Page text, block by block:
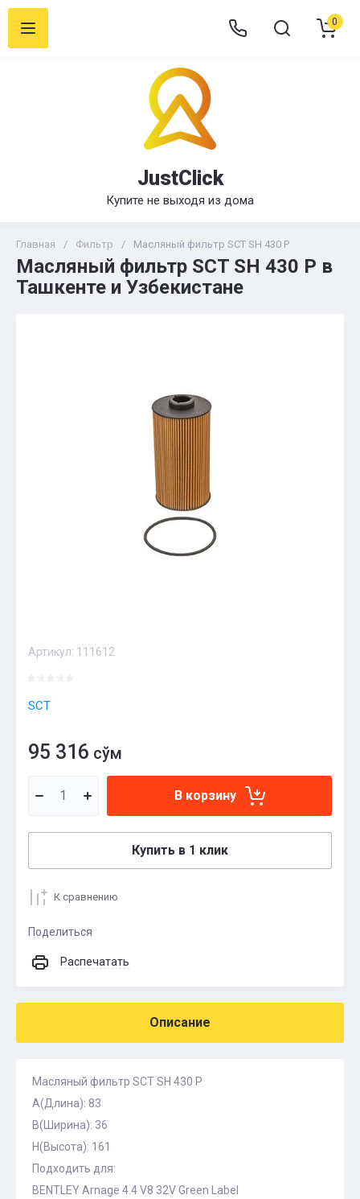
JustClick
Купите не выходя из дома
0
Главная / Фильтр / Масляный фильтр SCT SH 430 P
Масляный фильтр SCT SH 430 P в
Ташкенте и Узбекистане
Артикул: 111612
SCT
95 316 сўм
В корзину
Купить в 1 клик
К сравнению
Поделиться
Распечатать
Описание
Масляный фильтр SCT SH 430 P
A(Длина): 83
B(Ширина): 36
H(Высота): 161
Подходить для:
BENTLEY Arnage 4.4 V8 32V Green Label